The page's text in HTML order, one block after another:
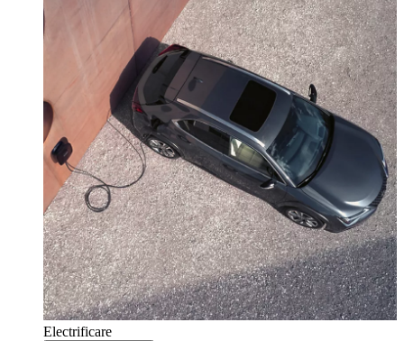
Electrificare